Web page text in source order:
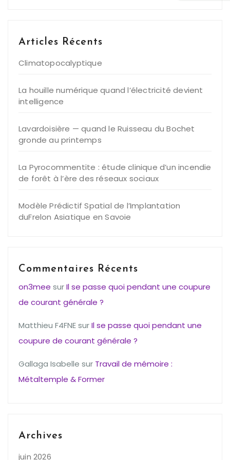
Articles Récents
Climatopocalyptique
La houille numérique quand l’électricité devient
intelligence
Lavardoisière — quand le Ruisseau du Bochet
gronde au printemps
La Pyrocommentite : étude clinique d’un incendie
de forêt à l’ère des réseaux sociaux
Modèle Prédictif Spatial de l’Implantation
duFrelon Asiatique en Savoie
Commentaires Récents
on3mee surIl se passe quoi pendant une coupure
de courant générale ?
Matthieu F4FNEsurIl se passe quoi pendant une
coupure de courant générale ?
Gallaga Isabelle sur Travail de mémoire :
Métaltemple & Former
Archives
juin 2026